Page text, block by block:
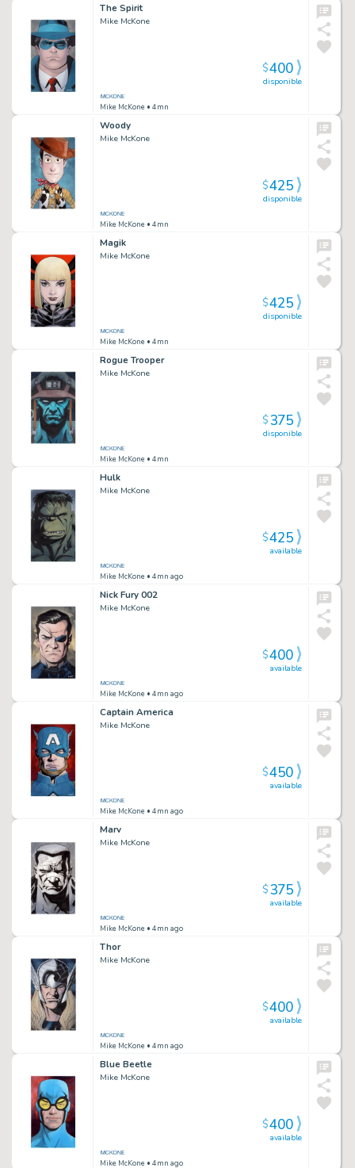
The Spirit
Mike McKone
Mike McKone • 4mn
disponible
$400
Woody
Mike McKone
Mike McKone • 4mn
disponible
$425
Magik
Mike McKone
Mike McKone • 4mn
disponible
$425
Rogue Trooper
Mike McKone
Mike McKone • 4mn
disponible
$375
Hulk
Mike McKone
Mike McKone • 4mn ago
available
$425
Nick Fury 002
Mike McKone
Mike McKone • 4mn ago
available
$400
Captain America
Mike McKone
Mike McKone • 4mn ago
available
$450
Marv
Mike McKone
Mike McKone • 4mn ago
available
$375
Thor
Mike McKone
Mike McKone • 4mn ago
available
$400
Blue Beetle
Mike McKone
Mike McKone • 4mn ago
available
$400